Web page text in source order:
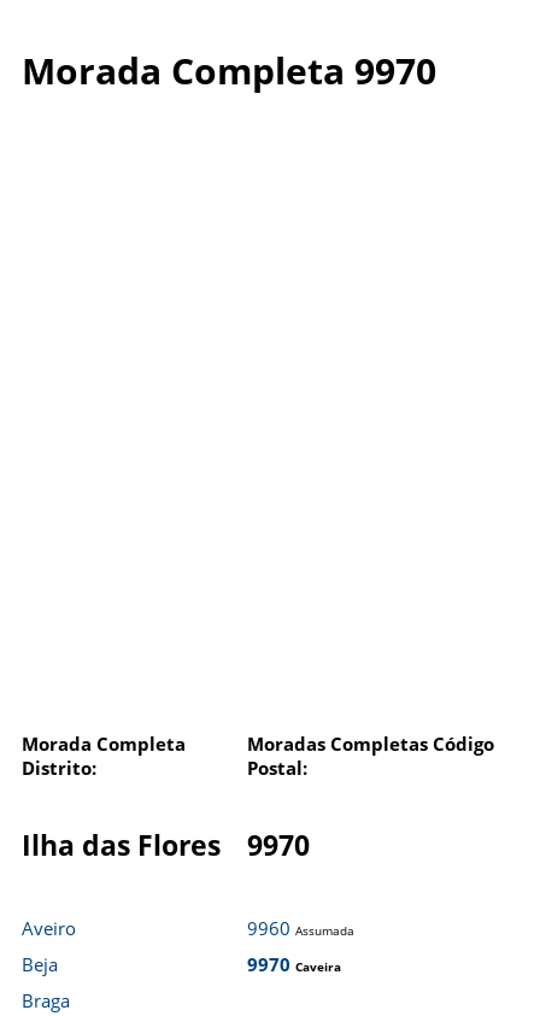
Morada Completa 9970
Morada Completa
Distrito:
Moradas Completas Código
Postal:
Ilha das Flores 9970
Aveiro
Beja
Braga
9960 Assumada
9970 Caveira